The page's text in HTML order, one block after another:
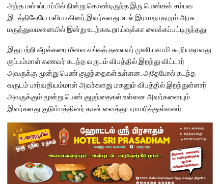
அந்த பஸ் ஸ்டாப்பில் நின்று கொண்டிருந்த இரு பெண்கள் சம்பவ
இடத்திலேயே பலியாகினர் இவர்களது உடல் இராமநாதபுரம் அரசு
மருத்துவமனையில் இன்று உடற்ககூறாய்வுக்கா வைக்கப்பட்டிருந்தது
இது பற்றி கீழக்கரை மீனவ சங்கத் தலைவர் முனியசாமி கூறியதாவது
குப்பம்மாள் கணவர் கடந்த வருடம் விபத்தில் இறந்து விட்டார்
அவருக்கு மூன்று பெண் குழந்தைகள் உள்ளன. அதேபோல் கடந்த
வருடம் பார்வதியம்மாள் அவர்களது மகனும் விபத்தில் இறந்துள்ளார்
அவருக்கும் மூன்று பெண் குழந்தைகள் உள்ளன அவர்களையும்
இவர்களது குடும்பத்தினர் தான் வைத்து பராமரித்துள்ளனர்